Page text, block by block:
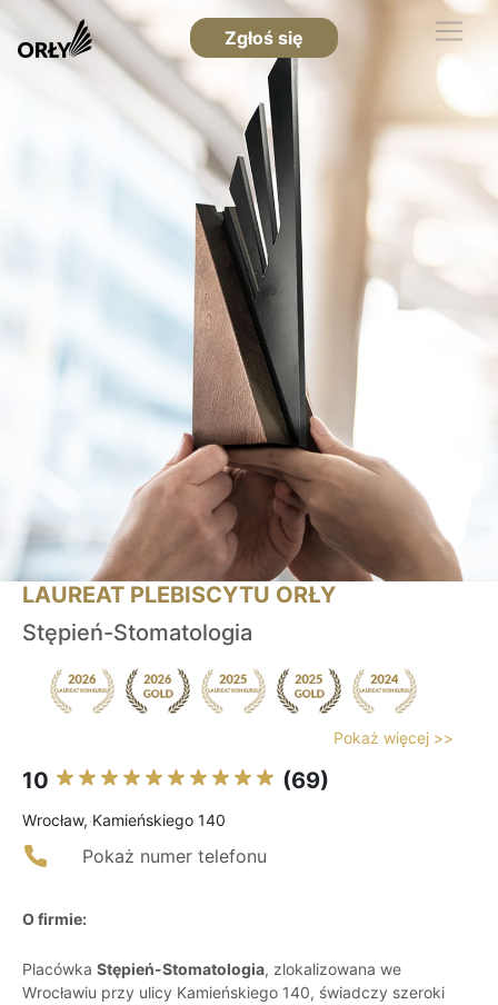
Zgłoś się
LAUREAT PLEBISCYTU ORŁY
Stępień-Stomatologia
Pokaż więcej >>
10 (69)
Wrocław, Kamieńskiego 140
Pokaż numer telefonu
O firmie:
Placówka Stępień-Stomatologia, zlokalizowana we
Wrocławiu przy ulicy Kamieńskiego 140, świadczy szeroki